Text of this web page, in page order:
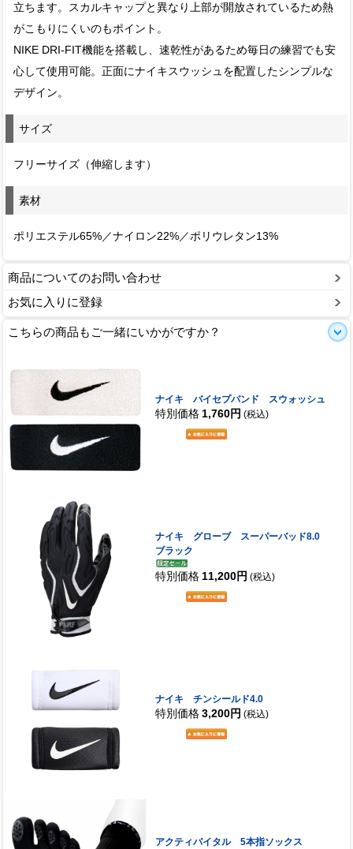
立ちます。スカルキャップと異なり上部が開放されているため熱
がこもりにくいのもポイント。
NIKE DRI-FIT機能を搭載し、速乾性があるため毎日の練習でも安
心して使用可能。正面にナイキスウッシュを配置したシンプルな
デザイン。
サイズ
フリーサイズ（伸縮します）
素材
ポリエステル65%／ナイロン22%／ポリウレタン13%
商品についてのお問い合わせ
お気に入りに登録
こちらの商品もご一緒にいかがですか？
ナイキ バイセプバンド スウォッシュ
特別価格 1,760円 (税込)
ナイキ グローブ スーパーバッド8.0
ブラック
特別価格 11,200円 (税込)
ナイキ チンシールド4.0
特別価格 3,200円 (税込)
アクティバイタル 5本指ソックス